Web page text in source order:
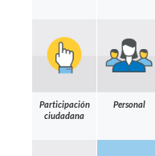
Participación
ciudadana
Personal